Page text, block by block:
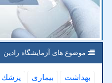
موضوع های آزمایشگاه رادین
بهداشت بیماری پزشك